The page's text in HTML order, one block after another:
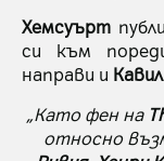
Хемсуърт
си към
направи и Кавил
„Като фен на
относно